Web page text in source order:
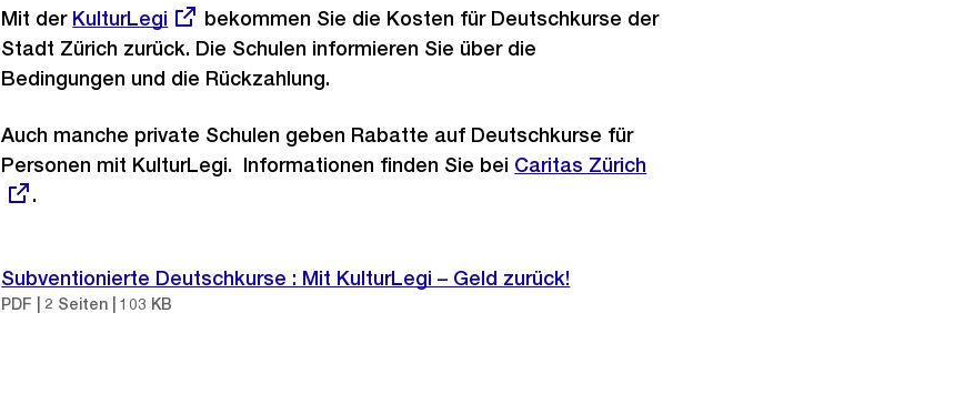
Mit der Externer
Link:
KulturLegi
bekommen Sie die Kosten für Deutschkurse der
Stadt Zürich zurück. Die Schulen informieren Sie über die
Bedingungen und die Rückzahlung.
Auch manche private Schulen geben Rabatte auf Deutschkurse für
Personen mit KulturLegi. Informationen finden Sie bei Externer
Caritas Zürich
.
Subventionierte Deutschkurse : Mit KulturLegi – Geld zurück!
PDF | 2 Seiten | 103 KB